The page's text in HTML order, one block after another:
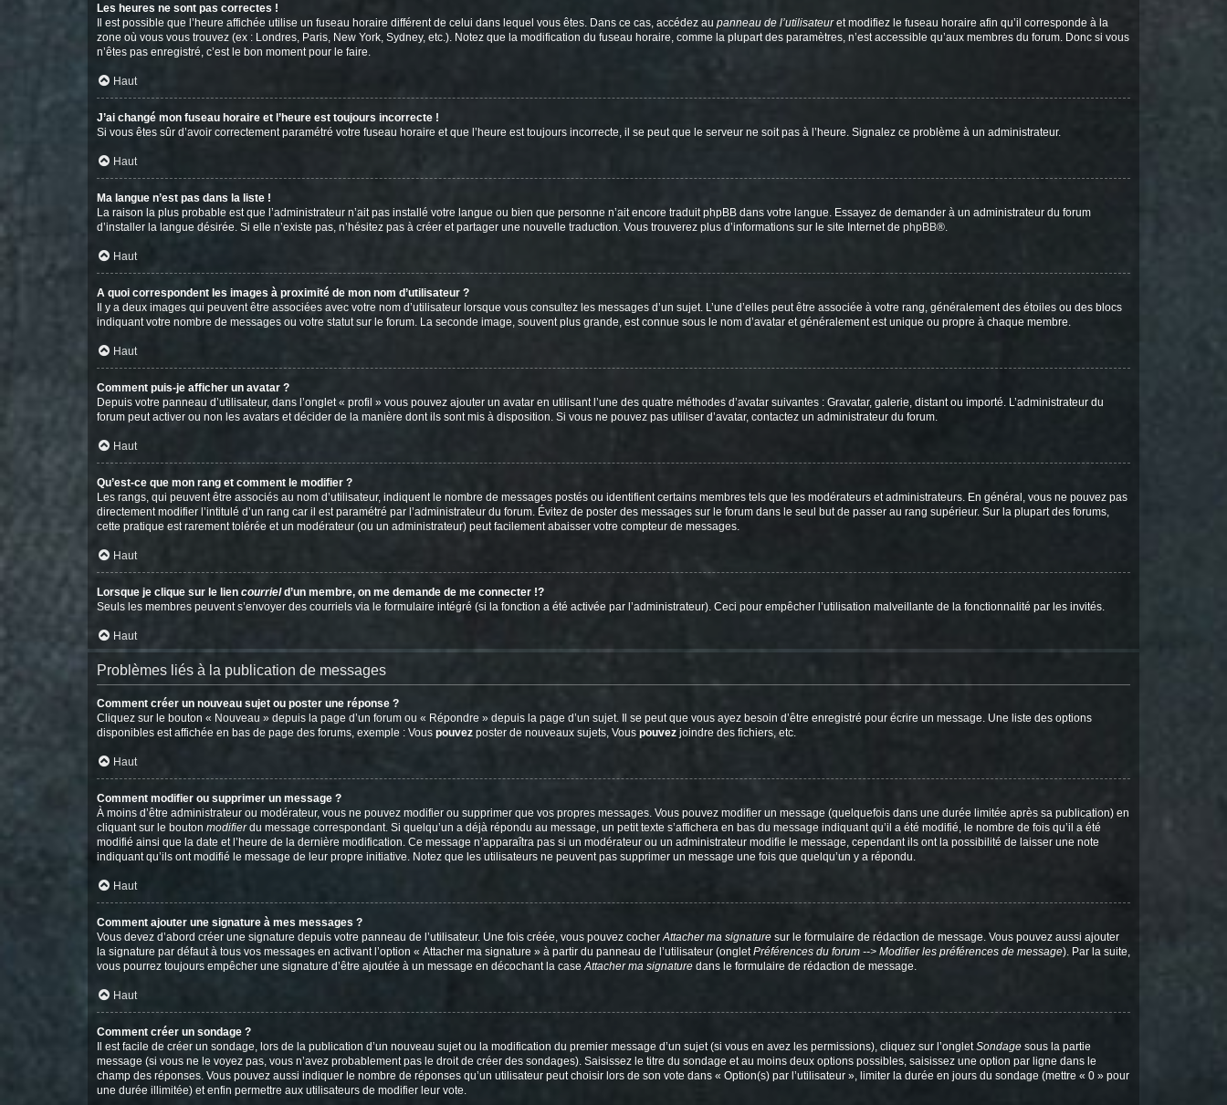
Les heures ne sont pas correctes !
Il est possible que l’heure affichée utilise un fuseau horaire différent de celui dans lequel vous êtes. Dans ce cas, accédez au panneau de l’utilisateuret modifiez le fuseau horaire afin qu’il corresponde à la
zone où vous vous trouvez (ex : Londres, Paris, New York, Sydney, etc.). Notez que la modification du fuseau horaire, comme la plupart des paramètres, n’est accessible qu’aux membres du forum. Donc si vous
n’êtes pas enregistré, c’est le bon moment pour le faire.
Haut
J’ai changé mon fuseau horaire et l’heure est toujours incorrecte !
Si vous êtes sûr d’avoir correctement paramétré votre fuseau horaire et que l’heure est toujours incorrecte, il se peut que le serveur ne soit pas à l’heure. Signalez ce problème à un administrateur.
Haut
Ma langue n’est pas dans la liste !
La raison la plus probable est que l’administrateur n’ait pas installé votre langue ou bien que personne n’ait encore traduit phpBB dans votre langue. Essayez de demander à un administrateur du forum
d’installer la langue désirée. Si elle n’existe pas, n’hésitez pas à créer et partager une nouvelle traduction. Vous trouverez plus d’informations sur le site Internet de phpBB®.
Haut
A quoi correspondent les images à proximité de mon nom d’utilisateur ?
Il y a deux images qui peuvent être associées avec votre nom d’utilisateur lorsque vous consultez les messages d’un sujet. L’une d’elles peut être associée à votre rang, généralement des étoiles ou des blocs
indiquant votre nombre de messages ou votre statut sur le forum. La seconde image, souvent plus grande, est connue sous le nom d’avatar et généralement est unique ou propre à chaque membre.
Haut
Comment puis-je afficher un avatar ?
Depuis votre panneau d’utilisateur, dans l’onglet « profil » vous pouvez ajouter un avatar en utilisant l’une des quatre méthodes d’avatar suivantes : Gravatar, galerie, distant ou importé. L’administrateur du
forum peut activer ou non les avatars et décider de la manière dont ils sont mis à disposition. Si vous ne pouvez pas utiliser d’avatar, contactez un administrateur du forum.
Haut
Qu’est-ce que mon rang et comment le modifier ?
Les rangs, qui peuvent être associés au nom d’utilisateur, indiquent le nombre de messages postés ou identifient certains membres tels que les modérateurs et administrateurs. En général, vous ne pouvez pas
directement modifier l’intitulé d’un rang car il est paramétré par l’administrateur du forum. Évitez de poster des messages sur le forum dans le seul but de passer au rang supérieur. Sur la plupart des forums,
cette pratique est rarement tolérée et un modérateur (ou un administrateur) peut facilement abaisser votre compteur de messages.
Haut
Lorsque je clique sur le lien courrield’un membre, on me demande de me connecter !?
Seuls les membres peuvent s’envoyer des courriels via le formulaire intégré (si la fonction a été activée par l’administrateur). Ceci pour empêcher l’utilisation malveillante de la fonctionnalité par les invités.
Haut
Problèmes liés à la publication de messages
Comment créer un nouveau sujet ou poster une réponse ?
Cliquez sur le bouton « Nouveau » depuis la page d’un forum ou « Répondre » depuis la page d’un sujet. Il se peut que vous ayez besoin d’être enregistré pour écrire un message. Une liste des options
disponibles est affichée en bas de page des forums, exemple : Vous pouvez poster de nouveaux sujets, Vous pouvez joindre des fichiers, etc.
Haut
Comment modifier ou supprimer un message ?
À moins d’être administrateur ou modérateur, vous ne pouvez modifier ou supprimer que vos propres messages. Vous pouvez modifier un message (quelquefois dans une durée limitée après sa publication) en
cliquant sur le bouton modifierdu message correspondant. Si quelqu’un a déjà répondu au message, un petit texte s’affichera en bas du message indiquant qu’il a été modifié, le nombre de fois qu’il a été
modifié ainsi que la date et l’heure de la dernière modification. Ce message n’apparaîtra pas si un modérateur ou un administrateur modifie le message, cependant ils ont la possibilité de laisser une note
indiquant qu’ils ont modifié le message de leur propre initiative. Notez que les utilisateurs ne peuvent pas supprimer un message une fois que quelqu’un y a répondu.
Haut
Comment ajouter une signature à mes messages ?
Vous devez d’abord créer une signature depuis votre panneau de l’utilisateur. Une fois créée, vous pouvez cocher Attacher ma signature sur le formulaire de rédaction de message. Vous pouvez aussi ajouter
la signature par défaut à tous vos messages en activant l’option « Attacher ma signature » à partir du panneau de l’utilisateur (ongletPréférences du forum --> Modifier les préférences de message). Par la suite,
vous pourrez toujours empêcher une signature d’être ajoutée à un message en décochant la case Attacher ma signature dans le formulaire de rédaction de message.
Haut
Comment créer un sondage ?
Il est facile de créer un sondage, lors de la publication d’un nouveau sujet ou la modification du premier message d’un sujet (si vous en avez les permissions), cliquez sur l’ongletSondage sous la partie
message (si vous ne le voyez pas, vous n’avez probablement pas le droit de créer des sondages). Saisissez le titre du sondage et au moins deux options possibles, saisissez une option par ligne dans le
champ des réponses. Vous pouvez aussi indiquer le nombre de réponses qu’un utilisateur peut choisir lors de son vote dans « Option(s) par l’utilisateur », limiter la durée en jours du sondage (mettre « 0 » pour
une durée illimitée) et enfin permettre aux utilisateurs de modifier leur vote.